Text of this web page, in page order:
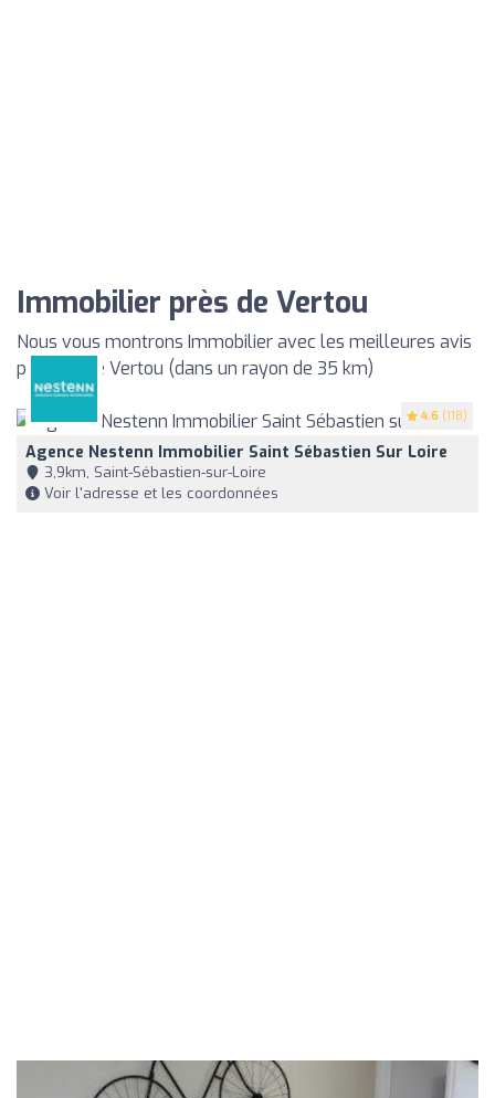
Immobilier près de Vertou
Nous vous montrons Immobilier avec les meilleures avis
proches de Vertou (dans un rayon de 35 km)
4.6 (118)
Agence Nestenn Immobilier Saint Sébastien Sur Loire
3,9km, Saint-Sébastien-sur-Loire
Voir l'adresse et les coordonnées